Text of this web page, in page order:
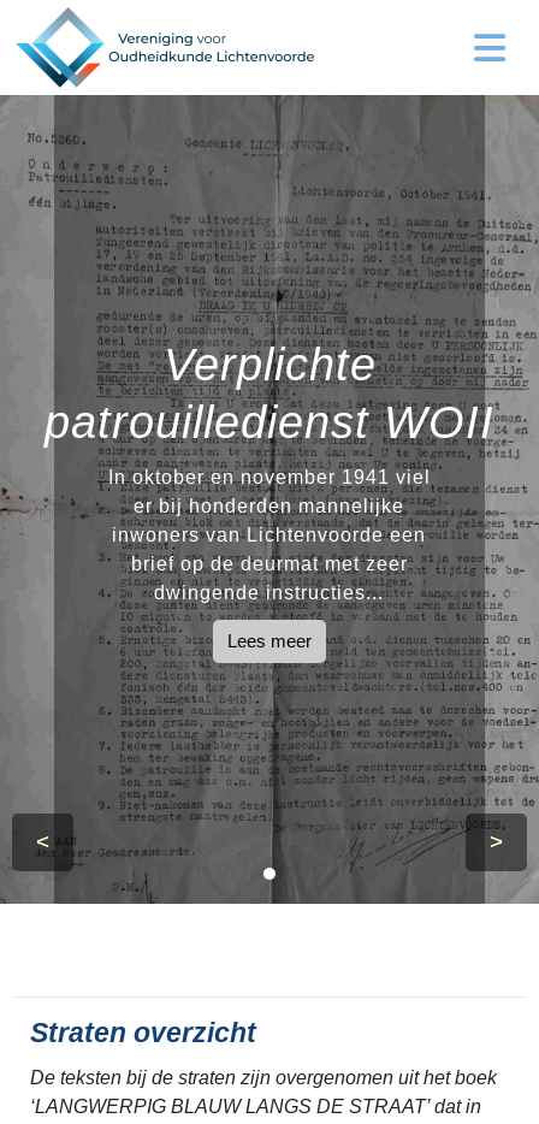
Verplichte
patrouilledienst WOII
In oktober en november 1941 viel
er bij honderden mannelijke
inwoners van Lichtenvoorde een
brief op de deurmat met zeer
dwingende instructies...
Lees meer
< >
Straten overzicht
De teksten bij de straten zijn overgenomen uit het boek
‘LANGWERPIG BLAUW LANGS DE STRAAT’ dat in